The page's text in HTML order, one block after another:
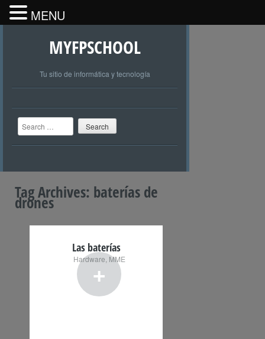
MYFPSCHOOL
Tu sitio de informática y tecnología
Search
Tag Archives: baterías de
drones
+
Las baterías
Hardware MME
MENU